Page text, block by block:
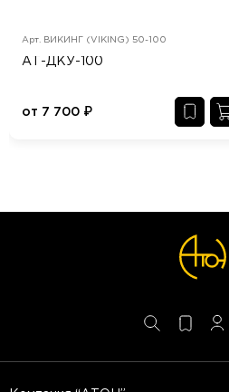
Арт. ВИКИНГ (VIKING) 50-100
АТ-ДКУ-100
от 7 700 ₽